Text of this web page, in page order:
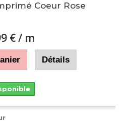
Coeur Rose
€/ m
Détails